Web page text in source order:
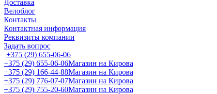
Доставка
Велоблог
Контакты
Контактная информация
Реквизиты компании
Задать вопрос
+375 (29) 655-06-06
+375 (29) 655-06-06Магазин на Кирова
+375 (29) 166-44-88Магазин на Кирова
+375 (29) 776-07-07Магазин на Кирова
+375 (29) 755-20-60Магазин на Кирова